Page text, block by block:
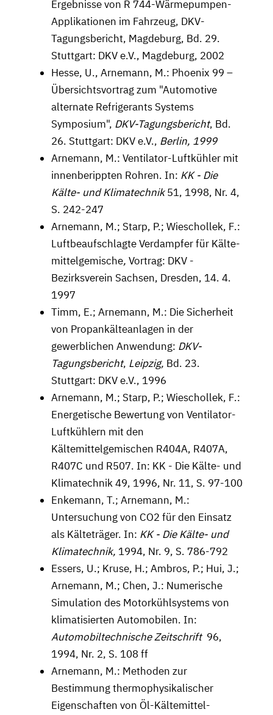
Ergebnisse von R 744-Wärmepumpen-
Applikationen im Fahrzeug, DKV-
Tagungsbericht, Magdeburg, Bd. 29.
Stuttgart: DKV e.V., Magdeburg, 2002
Hesse, U., Arnemann, M.: Phoenix 99 –
Übersichtsvortrag zum "Automotive
alternate Refrigerants Systems
Symposium", DKV-Tagungsbericht, Bd.
26. Stuttgart: DKV e.V., Berlin, 1999
Arnemann, M.: Ventilator-Luftkühler mit
innenberippten Rohren. In: KK - Die
Kälte- und Klimatechnik51, 1998, Nr. 4,
S. 242-247
Arnemann, M.; Starp, P.; Wieschollek, F.:
Luftbeaufschlagte Verdampfer für Kälte­
mittelgemische, Vortrag: DKV -
Bezirksverein Sachsen, Dresden, 14. 4.
1997
Timm, E.; Arnemann, M.: Die Sicherheit
von Propankälteanlagen in der
gewerblichen Anwendung: DKV-
Tagungsbericht, Leipzig, Bd. 23.
Stuttgart: DKV e.V., 1996
Arnemann, M.; Starp, P.; Wieschollek, F.:
Energetische Bewertung von Ventilator-
Luftkühlern mit den
Kältemittelgemischen R404A, R407A,
R407C und R507. In: KK - Die Kälte- und
Klimatechnik 49, 1996, Nr. 11, S. 97-100
Enkemann, T.; Arnemann, M.:
Untersuchung von CO2 für den Einsatz
als Kälteträger. In: KK - Die Kälte- und
Klimatechnik, 1994, Nr. 9, S. 786-792
Essers, U.; Kruse, H.; Ambros, P.; Hui, J.;
Arnemann, M.; Chen, J.: Numerische
Simu­lation des Motorkühlsystems von
klimatisierten Automobilen. In:
Automobiltechnische Zeitschrift 96,
1994, Nr. 2, S. 108 ff
Arnemann, M.: Methoden zur
Bestimmung thermophysikalischer
Eigenschaften von Öl-Kältemittel-